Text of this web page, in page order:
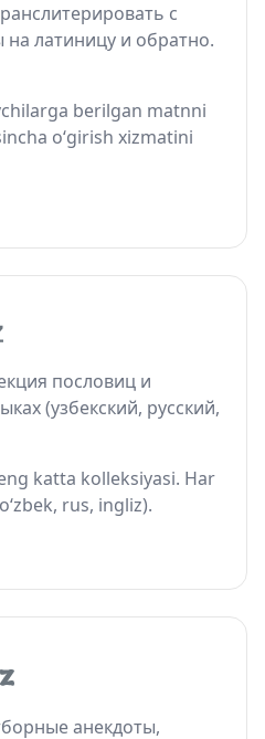
с
на латиницу и обратно.
berilgan matnni
o‘girish xizmatini
пословиц и
(узбекский, русский,
katta kolleksiyasi. Har
rus, ingliz).
анекдоты,